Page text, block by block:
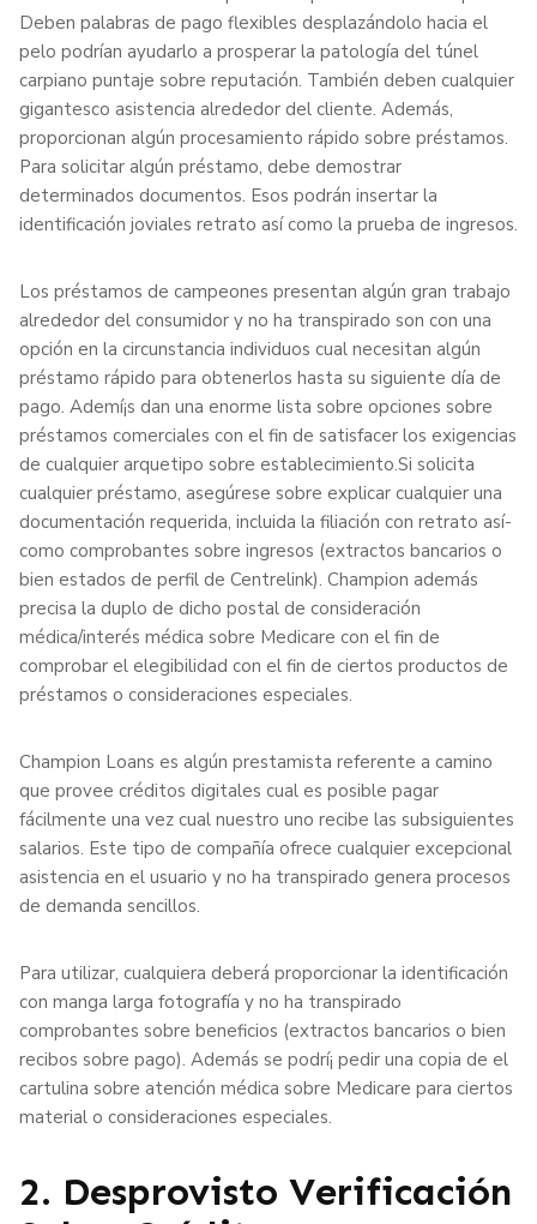
Deben palabras de pago flexibles desplazándolo hacia el
pelo podrían ayudarlo a prosperar la patologí­a del túnel
carpiano puntaje sobre reputación. También deben cualquier
gigantesco asistencia alrededor del cliente. Además,
proporcionan algún procesamiento rápido sobre préstamos.
Para solicitar algún préstamo, debe demostrar
determinados documentos. Esos podrán insertar la
identificación joviales retrato así­ como la prueba de ingresos.
Los préstamos de campeones presentan algún gran trabajo
alrededor del consumidor y no ha transpirado son con una
opción en la circunstancia individuos cual necesitan algún
préstamo rápido para obtenerlos hasta su siguiente día de
pago. Ademí¡s dan una enorme lista sobre opciones sobre
préstamos comerciales con el fin de satisfacer los exigencias
de cualquier arquetipo sobre establecimiento.Si solicita
cualquier préstamo, asegúrese sobre explicar cualquier una
documentación requerida, incluida la filiación con retrato así­
como comprobantes sobre ingresos (extractos bancarios o
bien estados de perfil de Centrelink). Champion además
precisa la duplo de dicho postal de consideración
médica/interés médica sobre Medicare con el fin de
comprobar el elegibilidad con el fin de ciertos productos de
préstamos o consideraciones especiales.
Champion Loans es algún prestamista referente a camino
que provee créditos digitales cual es posible pagar
fácilmente una vez cual nuestro uno recibe las subsiguientes
salarios. Este tipo de compañía ofrece cualquier excepcional
asistencia en el usuario y no ha transpirado genera procesos
de demanda sencillos.
Para utilizar, cualquiera deberá proporcionar la identificación
con manga larga fotografía y no ha transpirado
comprobantes sobre beneficios (extractos bancarios o bien
recibos sobre pago). Además se podrí¡ pedir una copia de el
cartulina sobre atención médica sobre Medicare para ciertos
material o consideraciones especiales.
2. Desprovisto Verificación